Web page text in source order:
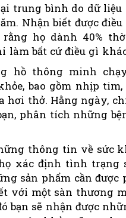
trung bình do dữ
Nhận biết được
họ dành 40%
bất cứ điều gì
hồ thông minh
bao gồm nhịp tim,
hơi thở. Hằng ngày,
phân tích những
thông tin về sức
xác định tình trạng
sản phẩm cần
với một sàn thương
bạn sẽ nhận được